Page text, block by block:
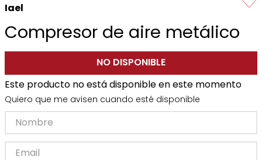
Iael
Compresor de aire metálico
NO DISPONIBLE
Este producto no está disponible en este momento
Quiero que me avisen cuando esté disponible